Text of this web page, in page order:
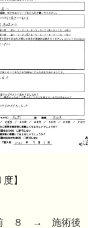
度】
８ → 施術後